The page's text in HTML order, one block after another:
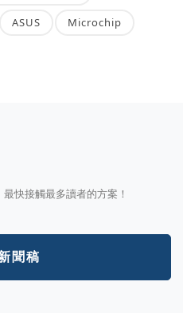
ASUS Microchip
快接觸最多讀者的方案！
聞稿